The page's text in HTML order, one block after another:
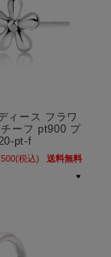
ィース フラワ
ーフ pt900 プ
pt-f
(税込) 送料無料